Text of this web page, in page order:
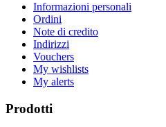
Informazioni personali
Ordini
Note di credito
Indirizzi
Vouchers
My wishlists
My alerts
Prodotti